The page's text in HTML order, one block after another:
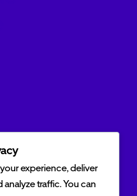
experience, deliver
traffic. You can